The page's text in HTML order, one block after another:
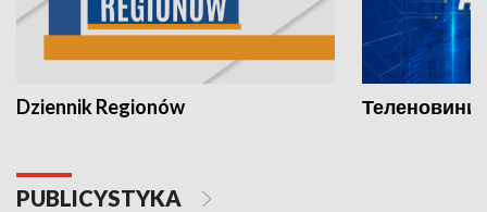
Dziennik Regionów Теленовини
PUBLICYSTYKA